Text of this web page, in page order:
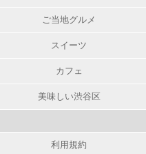
ご当地グルメ
スイーツ
カフェ
美味しい渋谷区
利用規約